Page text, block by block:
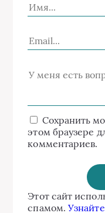
Сохранить
этом браузере
комментариев.
Этот сайт
спамом.